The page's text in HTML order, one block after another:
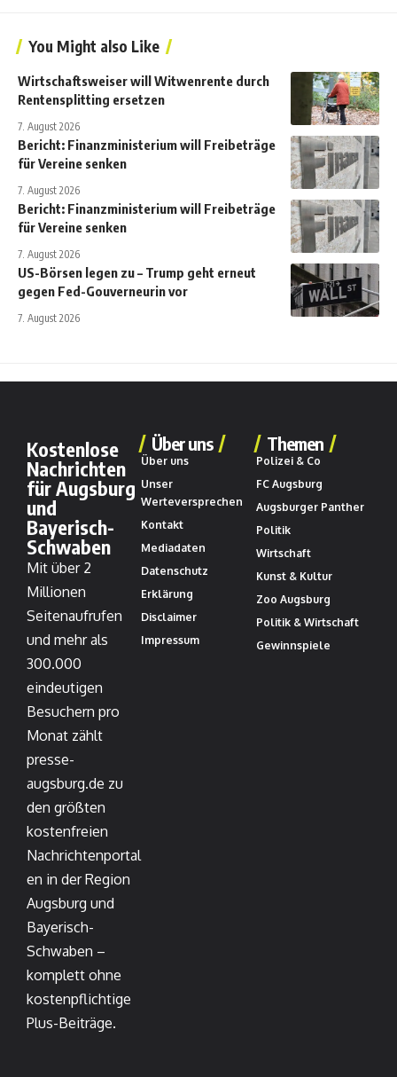
You Might also Like
Wirtschaftsweiser will Witwenrente durch
Rentensplitting ersetzen
7. August 2026
Bericht: Finanzministerium will Freibeträge
für Vereine senken
7. August 2026
Bericht: Finanzministerium will Freibeträge
für Vereine senken
7. August 2026
US-Börsen legen zu – Trump geht erneut
gegen Fed-Gouverneurin vor
7. August 2026
Kostenlose
Nachrichten
für Augsburg
und
Bayerisch-
Schwaben
Mit über 2
Millionen
Seitenaufrufen
und mehr als
300.000
eindeutigen
Besuchern pro
Monat zählt
presse-
augsburg.de zu
den größten
kostenfreien
Nachrichtenportal
en in der Region
Augsburg und
Bayerisch-
Schwaben –
komplett ohne
kostenpflichtige
Plus-Beiträge.
Über uns
Über uns
Unser
Werteversprechen
Kontakt
Mediadaten
Datenschutz
Erklärung
Disclaimer
Impressum
Themen
Polizei & Co
FC Augsburg
Augsburger Panther
Politik
Wirtschaft
Kunst & Kultur
Zoo Augsburg
Politik & Wirtschaft
Gewinnspiele